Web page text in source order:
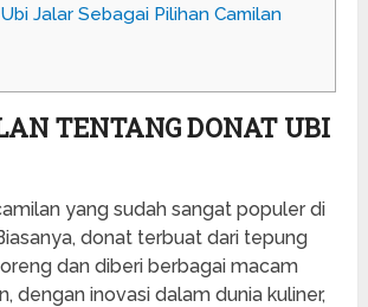
Jalar Sebagai Pilihan Camilan
TENTANG DONAT UBI
yang sudah sangat populer di
donat terbuat dari tepung
dan diberi berbagai macam
dengan inovasi dalam dunia kuliner,